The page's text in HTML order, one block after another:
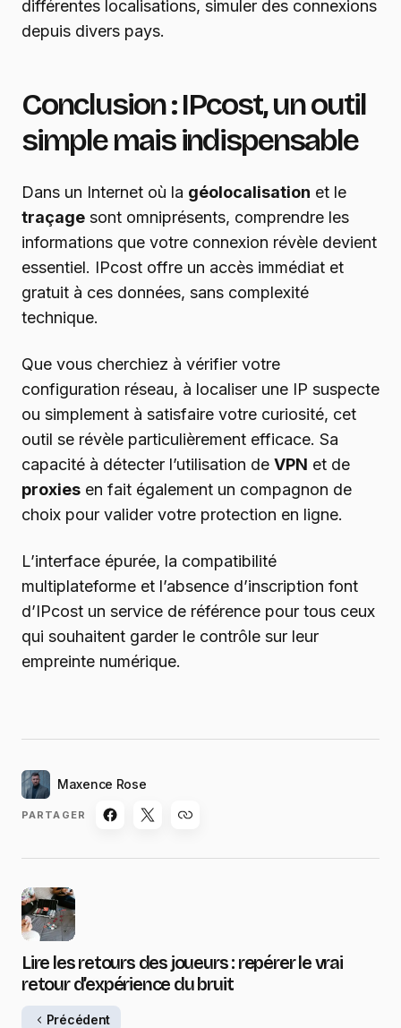
différentes localisations, simuler des connexions
depuis divers pays.
Conclusion : IPcost, un outil
simple mais indispensable
Dans un Internet où la géolocalisation et le
traçage sont omniprésents, comprendre les
informations que votre connexion révèle devient
essentiel. IPcost offre un accès immédiat et
gratuit à ces données, sans complexité
technique.
Que vous cherchiez à vérifier votre
configuration réseau, à localiser une IP suspecte
ou simplement à satisfaire votre curiosité, cet
outil se révèle particulièrement efficace. Sa
capacité à détecter l’utilisation de VPN et de
proxies en fait également un compagnon de
choix pour valider votre protection en ligne.
L’interface épurée, la compatibilité
multiplateforme et l’absence d’inscription font
d’IPcost un service de référence pour tous ceux
qui souhaitent garder le contrôle sur leur
empreinte numérique.
Maxence Rose
PARTAGER
Lire les retours des joueurs : repérer le vrai
retour d’expérience du bruit
Précédent